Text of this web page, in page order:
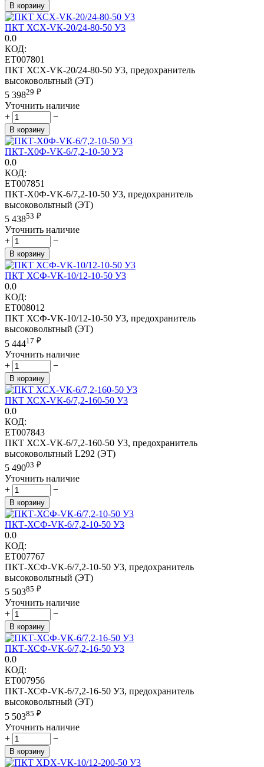
В корзину
ПКТ ХСХ-VК-20/24-80-50 У3
0.0
КОД:
ET007801
ПКТ ХСХ-VК-20/24-80-50 У3, предохранитель
высоковольтный (ЭТ)
5 39829 ₽
Уточнить наличие
+
−
В корзину
ПКТ-Х0Ф-VК-6/7,2-10-50 У3
0.0
КОД:
ET007851
ПКТ-Х0Ф-VК-6/7,2-10-50 У3, предохранитель
высоковольтный (ЭТ)
5 43853 ₽
Уточнить наличие
+
−
В корзину
ПКТ ХСФ-VК-10/12-10-50 У3
0.0
КОД:
ET008012
ПКТ ХСФ-VК-10/12-10-50 У3, предохранитель
высоковольтный (ЭТ)
5 44417 ₽
Уточнить наличие
+
−
В корзину
ПКТ ХСХ-VК-6/7,2-160-50 У3
0.0
КОД:
ET007843
ПКТ ХСХ-VК-6/7,2-160-50 У3, предохранитель
высоковольтный L292 (ЭТ)
5 49003 ₽
Уточнить наличие
+
−
В корзину
ПКТ-ХСФ-VК-6/7,2-10-50 У3
0.0
КОД:
ET007767
ПКТ-ХСФ-VК-6/7,2-10-50 У3, предохранитель
высоковольтный (ЭТ)
5 50385 ₽
Уточнить наличие
+
−
В корзину
ПКТ-ХСФ-VК-6/7,2-16-50 У3
0.0
КОД:
ET007956
ПКТ-ХСФ-VК-6/7,2-16-50 У3, предохранитель
высоковольтный (ЭТ)
5 50385 ₽
Уточнить наличие
+
−
В корзину